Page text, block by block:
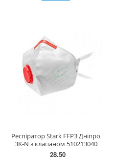
Респіратор Stark FFP3 Дніпро
3K-N з клапаном 510213040
28.50